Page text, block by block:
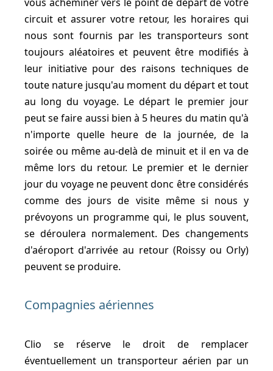
circuit et assurer votre retour, les horaires qui
nous sont fournis par les transporteurs sont
toujours aléatoires et peuvent être modifiés à
leur initiative pour des raisons techniques de
toute nature jusqu'au moment du départ et tout
au long du voyage. Le départ le premier jour
peut se faire aussi bien à 5 heures du matin qu'à
n'importe quelle heure de la journée, de la
soirée ou même au-delà de minuit et il en va de
même lors du retour. Le premier et le dernier
jour du voyage ne peuvent donc être considérés
comme des jours de visite même si nous y
prévoyons un programme qui, le plus souvent,
se déroulera normalement. Des changements
d'aéroport d'arrivée au retour (Roissy ou Orly)
peuvent se produire.
Compagnies aériennes
Clio se réserve le droit de remplacer
éventuellement un transporteur aérien par un